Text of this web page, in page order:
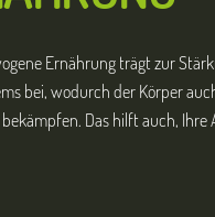
Ernährung trägt zur
bei, wodurch der Körper
Das hilft auch, Ihre